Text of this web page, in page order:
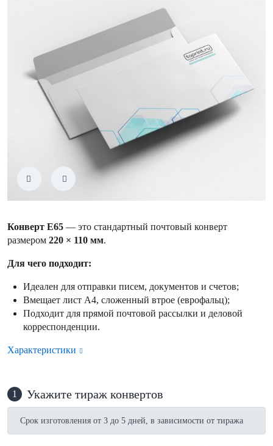
Конверт Е65 — это стандартный почтовый конверт
размером 220 × 110 мм.
Для чего подходит:
Идеален для отправки писем, документов и счетов;
Вмещает лист А4, сложенный втрое (еврофальц);
Подходит для прямой почтовой рассылки и деловой
корреспонденции.
Характеристики
1 Укажите тираж конвертов
Срок изготовления от 3 до 5 дней, в зависимости от тиража